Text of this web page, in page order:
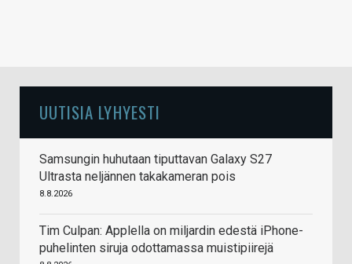
UUTISIA LYHYESTI
Samsungin huhutaan tiputtavan Galaxy S27
Ultrasta neljännen takakameran pois
8.8.2026
Tim Culpan: Applella on miljardin edestä iPhone-
puhelinten siruja odottamassa muistipiirejä